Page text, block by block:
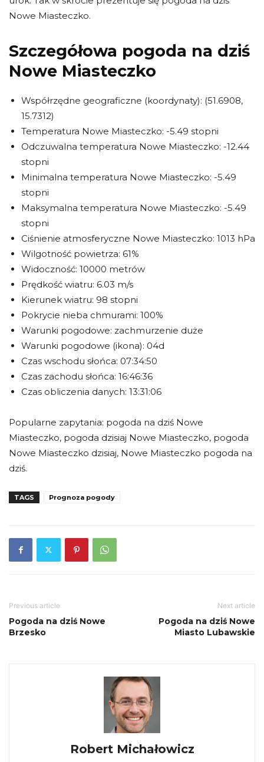
Nowe Miasteczko.
Szczegółowa pogoda na dziś
Nowe Miasteczko
Współrzędne geograficzne (koordynaty): (51.6908,
15.7312)
Temperatura Nowe Miasteczko: -5.49 stopni
Odczuwalna temperatura Nowe Miasteczko: -12.44
stopni
Minimalna temperatura Nowe Miasteczko: -5.49
stopni
Maksymalna temperatura Nowe Miasteczko: -5.49
stopni
Ciśnienie atmosferyczne Nowe Miasteczko: 1013 hPa
Wilgotność powietrza: 61%
Widoczność: 10000 metrów
Prędkość wiatru: 6.03 m/s
Kierunek wiatru: 98 stopni
Pokrycie nieba chmurami: 100%
Warunki pogodowe: zachmurzenie duże
Warunki pogodowe (ikona): 04d
Czas wschodu słońca: 07:34:50
Czas zachodu słońca: 16:46:36
Czas obliczenia danych: 13:31:06
Popularne zapytania: pogoda na dziś Nowe
Miasteczko, pogoda dzisiaj Nowe Miasteczko, pogoda
Nowe Miasteczko dzisiaj, Nowe Miasteczko pogoda na
dziś.
TAGS Prognoza pogody
Previous article
Pogoda na dziś Nowe
Brzesko
Next article
Pogoda na dziś Nowe
Miasto Lubawskie
Robert Michałowicz